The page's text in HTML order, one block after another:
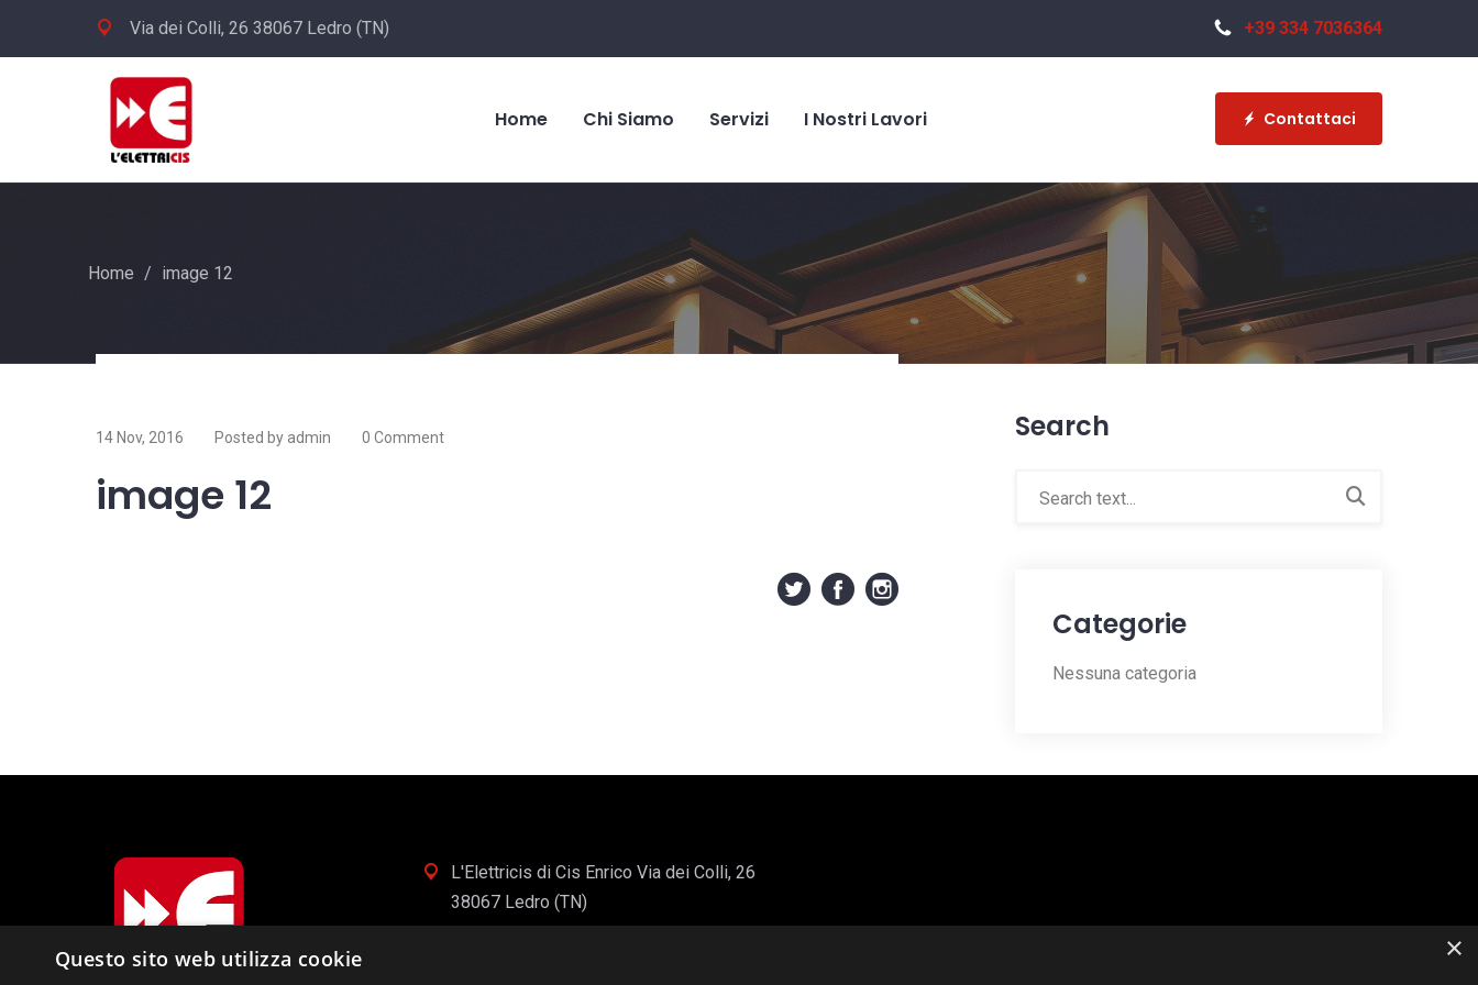
Via dei Colli, 26 38067 Ledro (TN) +39 334 7036364
Home Chi Siamo Servizi I Nostri Lavori Contattaci
Home / image 12
14 Nov, 2016 Posted by admin 0 Comment
image 12
Search
Categorie
Nessuna categoria
L'Elettricis di Cis Enrico Via dei Colli, 26
38067 Ledro (TN)
×
Questo sito web utilizza cookie